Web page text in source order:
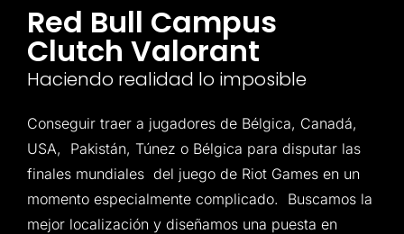
Red Bull Campus
Clutch Valorant
Haciendo realidad lo imposible
Conseguir traer a jugadores de Bélgica, Canadá,
USA, Pakistán, Túnez o Bélgica para disputar las
finales mundiales del juego de Riot Games en un
momento especialmente complicado. Buscamos la
mejor localización y diseñamos una puesta en